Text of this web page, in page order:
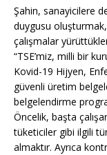
Şahin, sanayicilere
duygusu
çalışmalar
“TSE’miz, milli bir
Kovid-19 Hijyen,
güvenli üretim
belgelendirme
Öncelik, başta
tüketiciler gibi ilgili
almaktır. Ayrıca